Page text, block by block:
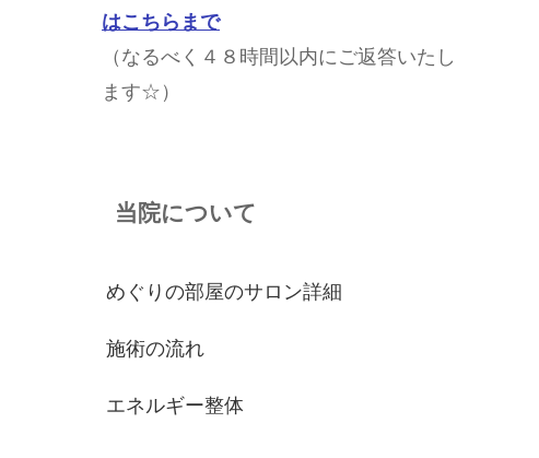
はこちらまで
（なるべく４８時間以内にご返答いたし
ます☆）
当院について
めぐりの部屋のサロン詳細
施術の流れ
エネルギー整体